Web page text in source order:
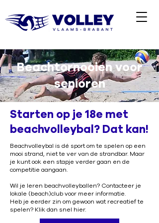
Beachtornooien voor
senioren
Starten op je 18e met
beachvolleybal? Dat kan!
Beachvolleybal is dé sport om te spelen op een
mooi strand, niet te ver van de strandbar. Maar
je kunt ook een stapje verder gaan en de
competitie aangaan.
Wil je leren beachvolleyballen? Contacteer je
lokale (beach)club voor meer informatie.
Heb je eerder zin om gewoon wat recreatief te
spelen? Klik dan snel hier.